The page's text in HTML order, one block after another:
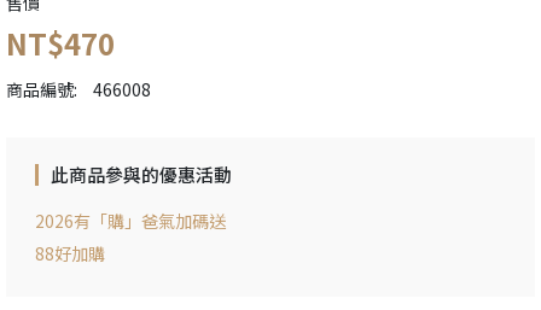
NT$470
商品編號: 466008
此商品參與的優惠活動
2026有「購」爸氣加碼送
88好加購